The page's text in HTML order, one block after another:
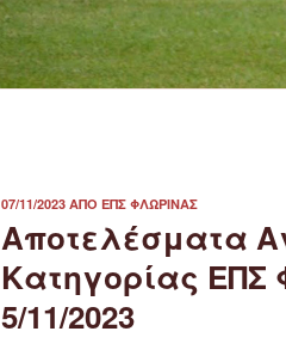
ΔΗΜΟΣΙΕΎΤΗΚΕ
07/11/2023 ΑΠΌ ΕΠΣ ΦΛΏΡΙΝΑΣ
Αποτελέσματα
Κατηγορίας ΕΠΣ
5/11/2023